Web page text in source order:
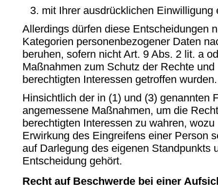
mit Ihrer ausdrücklichen Einwilligung
Allerdings dürfen diese Entscheidungen
Kategorien personenbezogener Daten
beruhen, sofern nicht Art. 9 Abs. 2 lit. a
Maßnahmen zum Schutz der Rechte
berechtigten Interessen getroffen wurden.
Hinsichtlich der in (1) und (3) genannten
angemessene Maßnahmen, um die
berechtigten Interessen zu wahren,
Erwirkung des Eingreifens einer Person
auf Darlegung des eigenen Standpunkts
Entscheidung gehört.
Recht auf Beschwerde bei einer